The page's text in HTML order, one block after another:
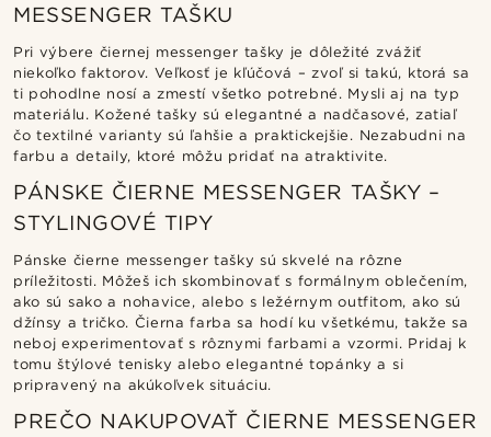
MESSENGER TAŠKU
Pri výbere čiernej messenger tašky je dôležité zvážiť
niekoľko faktorov. Veľkosť je kľúčová – zvoľ si takú, ktorá sa
ti pohodlne nosí a zmestí všetko potrebné. Mysli aj na typ
materiálu. Kožené tašky sú elegantné a nadčasové, zatiaľ
čo textilné varianty sú ľahšie a praktickejšie. Nezabudni na
farbu a detaily, ktoré môžu pridať na atraktivite.
PÁNSKE ČIERNE MESSENGER TAŠKY –
STYLINGOVÉ TIPY
Pánske čierne messenger tašky sú skvelé na rôzne
príležitosti. Môžeš ich skombinovať s formálnym oblečením,
ako sú sako a nohavice, alebo s ležérnym outfitom, ako sú
džínsy a tričko. Čierna farba sa hodí ku všetkému, takže sa
neboj experimentovať s rôznymi farbami a vzormi. Pridaj k
tomu štýlové tenisky alebo elegantné topánky a si
pripravený na akúkoľvek situáciu.
PREČO NAKUPOVAŤ ČIERNE MESSENGER